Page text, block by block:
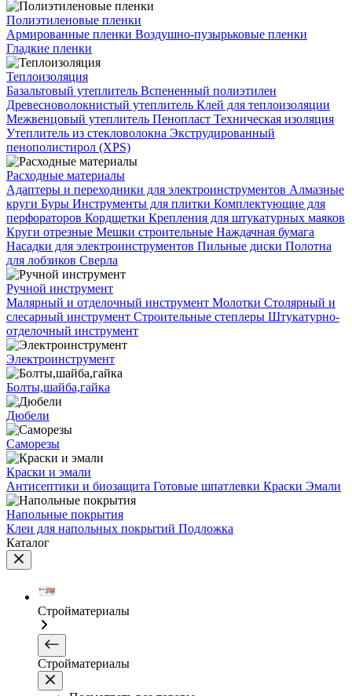
Полиэтиленовые пленки
Армированные пленки Воздушно-пузырьковые пленки
Гладкие пленки
Теплоизоляция
Базальтовый утеплитель Вспененный полиэтилен
Древесноволокнистый утеплитель Клей для теплоизоляции
Межвенцовый утеплитель Пенопласт Техническая изоляция
Утеплитель из стекловолокна Экструдированный
пенополистирол (XPS)
Расходные материалы
Адаптеры и переходники для электроинструментов Алмазные
круги Буры Инструменты для плитки Комплектующие для
перфораторов Кордщетки Крепления для штукатурных маяков
Круги отрезные Мешки строительные Наждачная бумага
Насадки для электроинструментов Пильные диски Полотна
для лобзиков Сверла
Ручной инструмент
Малярный и отделочный инструмент Молотки Столярный и
слесарный инструмент Строительные степлеры Штукатурно-
отделочный инструмент
Электроинструмент
Болты,шайба,гайка
Дюбели
Саморезы
Краски и эмали
Антисептики и биозащита Готовые шпатлевки Краски Эмали
Напольные покрытия
Клеи для напольных покрытий Подложка
Каталог
Стройматериалы
Стройматериалы